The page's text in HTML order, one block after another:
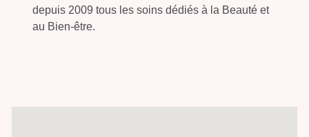
depuis 2009 tous les soins dédiés à la Beauté et
au Bien-être.